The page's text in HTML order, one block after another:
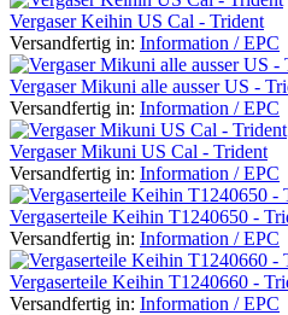
Vergaser Keihin US Cal - Trident
Versandfertig in: Information / EPC
Vergaser Mikuni alle ausser US -
Versandfertig in: Information / EPC
Vergaser Mikuni US Cal - Trident
Versandfertig in: Information / EPC
Vergaserteile Keihin T1240650 -
Versandfertig in: Information / EPC
Vergaserteile Keihin T1240660 -
Versandfertig in: Information / EPC